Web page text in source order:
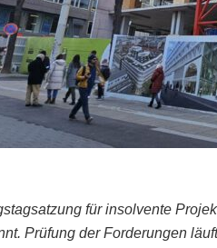
für insolvente
Prüfung der Forderungen